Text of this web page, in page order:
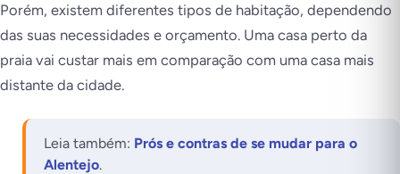
Porém, existem diferentes tipos de habitação, dependendo
das suas necessidades e orçamento. Uma casa perto da
praia vai custar mais em comparação com uma casa mais
distante da cidade.
Leia também: Prós e contras de se mudar para o
Alentejo.